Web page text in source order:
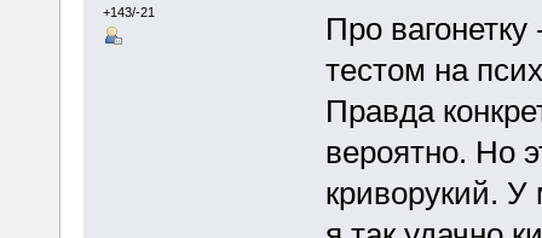
+143/-21
Про
тестом на
Правда
вероятно. Но
криворукий. У